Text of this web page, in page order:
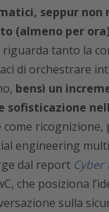
seppur non
(almeno per
tanto la
di orchestrare
bensì un
sofisticazione
come
engineering
dal report
che posiziona
sulla